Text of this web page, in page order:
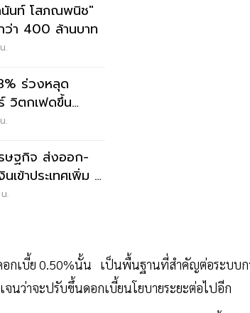
นันท์ โสภณพนิช"
า 400 ล้านบาท
.
ร่วงหลุด
วิตกเฟดขึ้น
.
รษฐกิจ ส่งออก-
.
กเบี้ย 0.50%นั้น เป็นพื้นฐานที่สำคัญต่อระบบก
นว่าจะปรับขึ้นดอกเบี้ยนโยบายระยะต่อไปอีก